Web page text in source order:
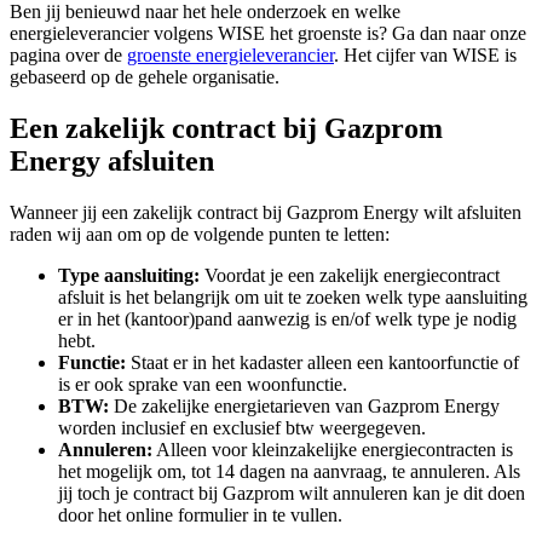
Ben jij benieuwd naar het hele onderzoek en welke
energieleverancier volgens WISE het groenste is? Ga dan naar onze
pagina over de groenste energieleverancier. Het cijfer van WISE is
gebaseerd op de gehele organisatie.
Een zakelijk contract bij Gazprom
Energy afsluiten
Wanneer jij een zakelijk contract bij Gazprom Energy wilt afsluiten
raden wij aan om op de volgende punten te letten:
Type aansluiting: Voordat je een zakelijk energiecontract
afsluit is het belangrijk om uit te zoeken welk type aansluiting
er in het (kantoor)pand aanwezig is en/of welk type je nodig
hebt.
Functie: Staat er in het kadaster alleen een kantoorfunctie of
is er ook sprake van een woonfunctie.
BTW: De zakelijke energietarieven van Gazprom Energy
worden inclusief en exclusief btw weergegeven.
Annuleren: Alleen voor kleinzakelijke energiecontracten is
het mogelijk om, tot 14 dagen na aanvraag, te annuleren. Als
jij toch je contract bij Gazprom wilt annuleren kan je dit doen
door het online formulier in te vullen.